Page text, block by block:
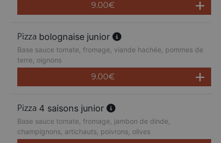
9.00€
bolognaise junior
Base sauce tomate, fromage, viande hachée, pommes de
terre, oignons
9.00€
4 saisons junior
Base sauce tomate, fromage, jambon de dinde,
champignons, artichauts, poivrons, olives